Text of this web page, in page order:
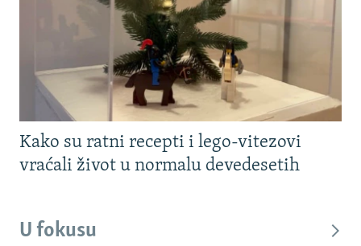
Kako su ratni recepti i lego-vitezovi
vraćali život u normalu devedesetih
U fokusu